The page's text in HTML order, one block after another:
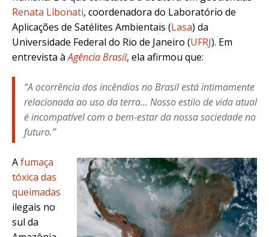
Renata Libonati, coordenadora do Laboratório de
Aplicações de Satélites Ambientais (Lasa) da
Universidade Federal do Rio de Janeiro (UFRJ). Em
entrevista àAgência Brasil, ela afirmou que:
“A ocorrência dos incêndios no Brasil está intimamente
relacionada ao uso da terra… Nosso estilo de vida atual
é incompatível com o bem-estar da nossa sociedade no
futuro.”
Afumaça
tóxica das
queimadas
ilegais no
sul da